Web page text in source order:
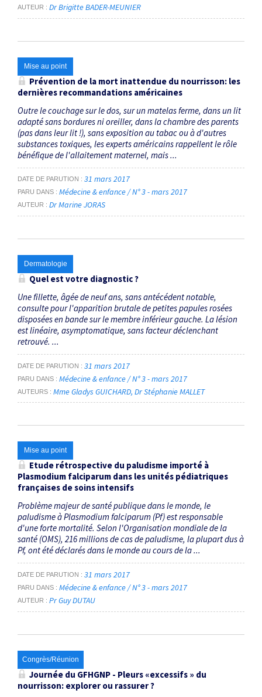
AUTEUR Dr Brigitte BADER-MEUNIER
Mise au point
Prévention de la mort inattendue du nourrisson: les
dernières recommandations américaines
Outre le couchage sur le dos, sur un matelas ferme, dans un lit
adapté sans bordures ni oreiller, dans la chambre des parents
(pas dans leur lit !), sans exposition au tabac ou à d'autres
substances toxiques, les experts américains rappellent le rôle
bénéfique de l'allaitement maternel, mais ...
DATE DE PARUTION 31 mars 2017
PARU DANS Médecine & enfance / N° 3 - mars 2017
AUTEUR Dr Marine JORAS
Dermatologie
Quel est votre diagnostic ?
Une fillette, âgée de neuf ans, sans antécédent notable,
consulte pour l'apparition brutale de petites papules rosées
disposées en bande sur le membre inférieur gauche. La lésion
est linéaire, asymptomatique, sans facteur déclenchant
retrouvé. ...
DATE DE PARUTION 31 mars 2017
PARU DANS Médecine & enfance / N° 3 - mars 2017
AUTEURS Mme Gladys GUICHARD Dr Stéphanie MALLET
Mise au point
Etude rétrospective du paludisme importé à
Plasmodium falciparum dans les unités pédiatriques
françaises de soins intensifs
Problème majeur de santé publique dans le monde, le
paludisme à Plasmodium falciparum (Pf) est responsable
d'une forte mortalité. Selon l'Organisation mondiale de la
santé (OMS), 216 millions de cas de paludisme, la plupart dus à
Pf, ont été déclarés dans le monde au cours de la ...
DATE DE PARUTION 31 mars 2017
PARU DANS Médecine & enfance / N° 3 - mars 2017
AUTEUR Pr Guy DUTAU
Congrès/Réunion
Journée du GFHGNP - Pleurs «excessifs » du
nourrisson: explorer ou rassurer ?